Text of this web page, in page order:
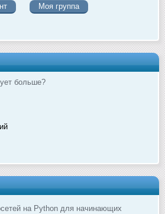
Моя группа
больше?
на Python для начинающих